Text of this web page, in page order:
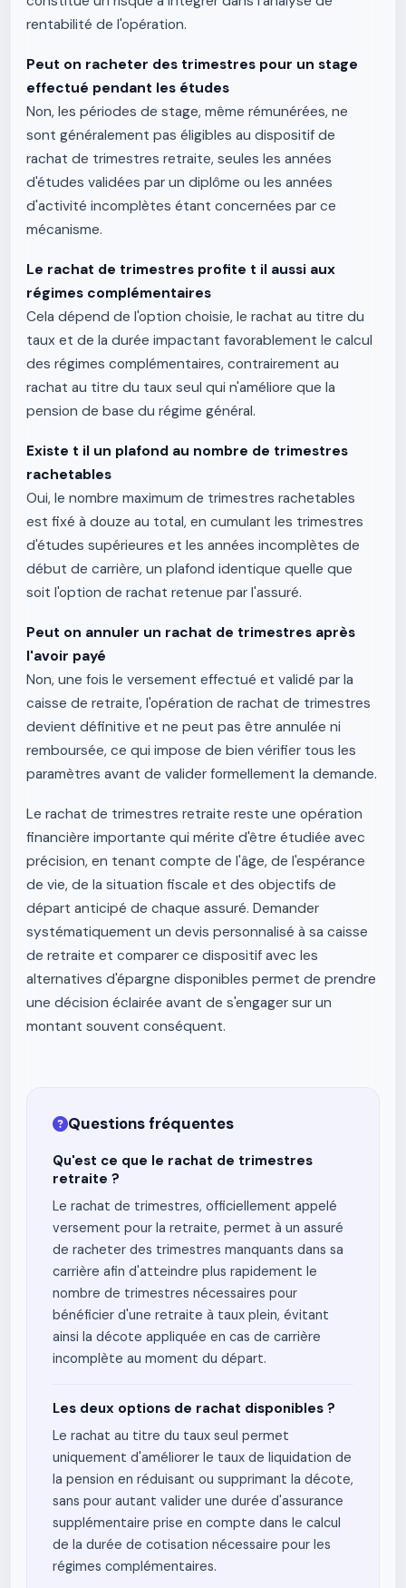
rentabilité de l'opération.
Peut on racheter des trimestres pour un stage
effectué pendant les études
Non, les périodes de stage, même rémunérées, ne
sont généralement pas éligibles au dispositif de
rachat de trimestres retraite, seules les années
d'études validées par un diplôme ou les années
d'activité incomplètes étant concernées par ce
mécanisme.
Le rachat de trimestres profite t il aussi aux
régimes complémentaires
Cela dépend de l'option choisie, le rachat au titre du
taux et de la durée impactant favorablement le calcul
des régimes complémentaires, contrairement au
rachat au titre du taux seul qui n'améliore que la
pension de base du régime général.
Existe t il un plafond au nombre de trimestres
rachetables
Oui, le nombre maximum de trimestres rachetables
est fixé à douze au total, en cumulant les trimestres
d'études supérieures et les années incomplètes de
début de carrière, un plafond identique quelle que
soit l'option de rachat retenue par l'assuré.
Peut on annuler un rachat de trimestres après
l'avoir payé
Non, une fois le versement effectué et validé par la
caisse de retraite, l'opération de rachat de trimestres
devient définitive et ne peut pas être annulée ni
remboursée, ce qui impose de bien vérifier tous les
paramètres avant de valider formellement la demande.
Le rachat de trimestres retraite reste une opération
financière importante qui mérite d'être étudiée avec
précision, en tenant compte de l'âge, de l'espérance
de vie, de la situation fiscale et des objectifs de
départ anticipé de chaque assuré. Demander
systématiquement un devis personnalisé à sa caisse
de retraite et comparer ce dispositif avec les
alternatives d'épargne disponibles permet de prendre
une décision éclairée avant de s'engager sur un
montant souvent conséquent.
Questions fréquentes
Qu'est ce que le rachat de trimestres
retraite ?
Le rachat de trimestres, officiellement appelé
versement pour la retraite, permet à un assuré
de racheter des trimestres manquants dans sa
carrière afin d'atteindre plus rapidement le
nombre de trimestres nécessaires pour
bénéficier d'une retraite à taux plein, évitant
ainsi la décote appliquée en cas de carrière
incomplète au moment du départ.
Les deux options de rachat disponibles ?
Le rachat au titre du taux seul permet
uniquement d'améliorer le taux de liquidation de
la pension en réduisant ou supprimant la décote,
sans pour autant valider une durée d'assurance
supplémentaire prise en compte dans le calcul
de la durée de cotisation nécessaire pour les
régimes complémentaires.